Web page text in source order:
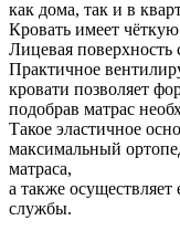
как дома, так и в
Кровать имеет
Лицевая
Практичное
кровати позволяет
подобрав матрас
Такое эластичное
максимальный
матраса,
а также
службы.